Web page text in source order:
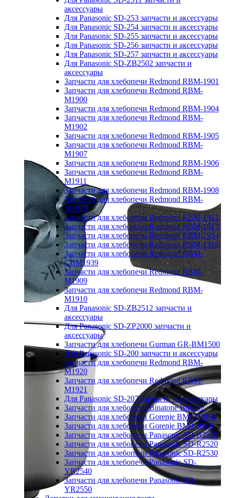
аксессуары
Для Panasonic SD-253 запчасти и аксессуары
Для Panasonic SD-254 запчасти и аксессуары
Для Panasonic SD-255 запчасти и аксессуары
Для Panasonic SD-256 запчасти и аксессуары
Для Panasonic SD-257 запчасти и аксессуары
Для Panasonic SD-ZB2502 запчасти и
аксессуары
Запчасти для хлебопечи Redmond RBM-1901
Запчасти для хлебопечи Redmond RBM-
M1900
Запчасти для хлебопечи Redmond RBM-1904
Запчасти для хлебопечи Redmond RBM-
M1902
Запчасти для хлебопечи Redmond RBM-1905
Запчасти для хлебопечи Redmond RBM-
M1907
Запчасти для хлебопечи Redmond RBM-1906
Запчасти для хлебопечи Redmond RBM-
M1911
Запчасти для хлебопечи Redmond RBM-1908
Запчасти для хлебопечи Redmond RBM-
M1919
Запчасти для хлебопечи Redmond RBM-1912
Запчасти для хлебопечи Redmond RBM-1913
Запчасти для хлебопечи Redmond RBM-1914
Запчасти для хлебопечи Redmond RBM-1915
Запчасти для хлебопечи Redmond RBM-
CBM1939
Запчасти для хлебопечи Redmond RBM-
M1909
Запчасти для хлебопечи Redmond RBM-
M1910
Для Panasonic SD-ZB2512 запчасти и
аксессуары
Для Panasonic SD-ZP2000 запчасти и
аксессуары
Запчасти для хлебопечи Gurman GR-BM1500
Для Panasonic SD-200 запчасти и аксессуары
Запчасти для хлебопечи Redmond RBM-
M1920
Запчасти для хлебопечи Redmond RBM-
M1921
Для Panasonic SD-207 запчасти и аксессуары
Запчасти для хлебопечи Binatone BM202
Запчасти для хлебопечи Gorenje BM1210BK
Запчасти для хлебопечи Gorenje BM910WII
Запчасти для хлебопечи Panasonic SD-B2510
Запчасти для хлебопечи Panasonic SD-R2520
Запчасти для хлебопечи Panasonic SD-R2530
Запчасти для хлебопечи Panasonic SD-
YR2540
Запчасти для хлебопечи Panasonic SD-
YR2550